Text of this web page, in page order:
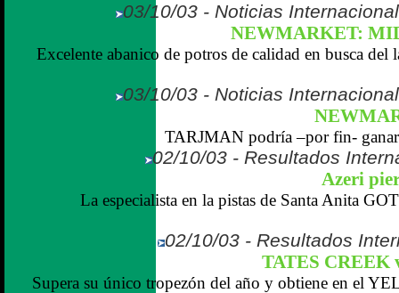
03/10/03 - Noticias
NEWMARKET:
Excelente abanico de potros de calidad en busca del
03/10/03 - Noticias
TARJMAN podría –por fin-
02/10/03 - Resultados
Azeri
La especialista en la pistas de Santa Anita
02/10/03 - Resultados
TATES CREEK
Supera su único tropezón del año y obtiene en el